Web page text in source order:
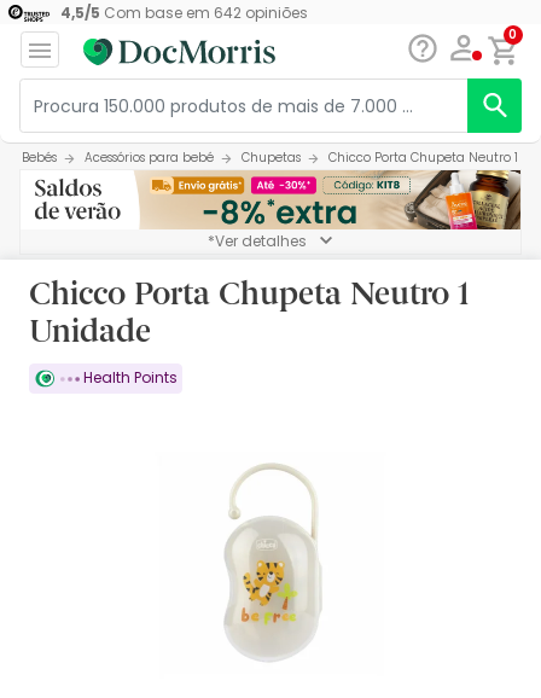
4,5/5 Com base em 642opiniões
0
Bebés Acessórios para bebé Chupetas Chicco Porta Chupeta Neutro 1
*Ver detalhes
Chicco Porta Chupeta Neutro 1
Unidade
Health Points